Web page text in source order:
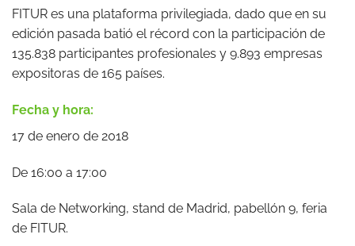
FITUR es una plataforma privilegiada, dado que en su
edición pasada batió el récord con la participación de
135.838 participantes profesionales y 9.893 empresas
expositoras de 165 países.
Fecha y hora:
17 de enero de 2018
De 16:00 a 17:00
Sala de Networking, stand de Madrid, pabellón 9, feria
de FITUR.